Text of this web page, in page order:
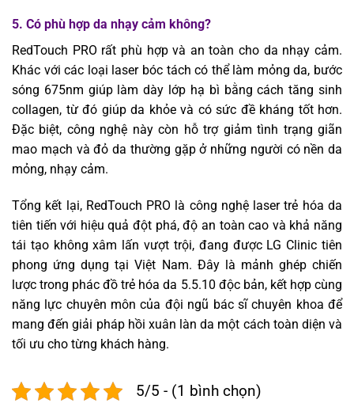
5. Có phù hợp da nhạy cảm không?
RedTouch PRO rất phù hợp và an toàn cho da nhạy cảm.
Khác với các loại laser bóc tách có thể làm mỏng da, bước
sóng 675nm giúp làm dày lớp hạ bì bằng cách tăng sinh
collagen, từ đó giúp da khỏe và có sức đề kháng tốt hơn.
Đặc biệt, công nghệ này còn hỗ trợ giảm tình trạng giãn
mao mạch và đỏ da thường gặp ở những người có nền da
mỏng, nhạy cảm.
Tổng kết lại, RedTouch PRO là công nghệ laser trẻ hóa da
tiên tiến với hiệu quả đột phá, độ an toàn cao và khả năng
tái tạo không xâm lấn vượt trội, đang được LG Clinic tiên
phong ứng dụng tại Việt Nam. Đây là mảnh ghép chiến
lược trong phác đồ trẻ hóa da 5.5.10 độc bản, kết hợp cùng
năng lực chuyên môn của đội ngũ bác sĩ chuyên khoa để
mang đến giải pháp hồi xuân làn da một cách toàn diện và
tối ưu cho từng khách hàng.
5/5 - (1 bình chọn)